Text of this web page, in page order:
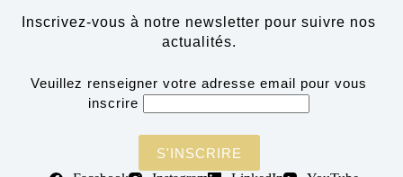
Inscrivez-vous à notre newsletter pour suivre nos
actualités.
Veuillez renseigner votre adresse email pour vous
inscrire